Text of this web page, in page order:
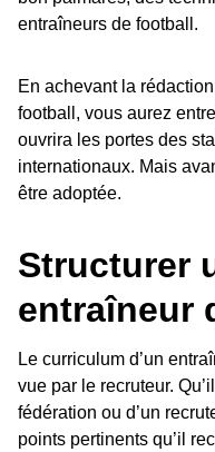
entraîneurs de football.
En achevant la
football, vous aurez
ouvrira les portes des
internationaux. Mais
être adoptée.
Structurer
entraîneur
Le curriculum d’un
vue par le recruteur.
fédération ou d’un
points pertinents qu’il